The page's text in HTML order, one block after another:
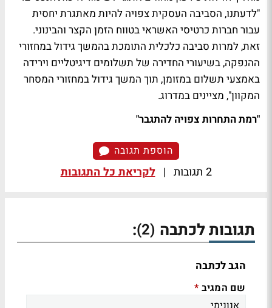
"לדעתנו, הסביבה העסקית צפויה להיות מאתגרת יחסית
עבור חברות כרטיסי האשראי בטווח הזמן הקצר והבינוני.
זאת, למרות סביבה כלכלית התומכת בהמשך גידול במחזורי
ההנפקה, בשיעורי החדירה של תשלומים דיגיטליים וירידה
באמצעי תשלום במזומן, תוך המשך גידול במחזורי המסחר
המקוון", מציינים במדרוג.
"רמת התחרות צפויה להתגבר"
הוספת תגובה
2 תגובות | לקריאת כל התגובות
תגובות לכתבה (2)
:
הגב לכתבה
שם המגיב *